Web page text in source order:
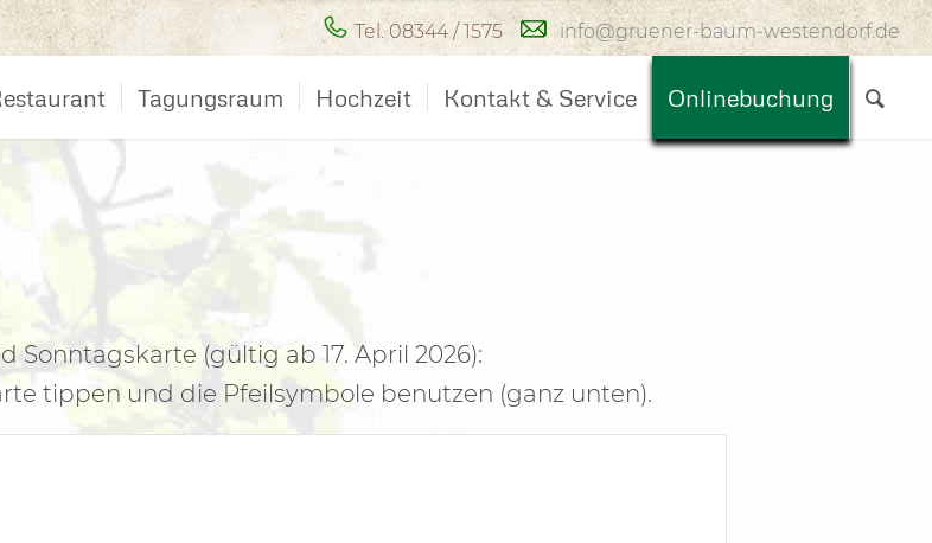
Tel. 08344 / 1575 info@gruener-baum-westendorf.de
Tagungsraum Hochzeit Kontakt & Service Onlinebuchung
Sonntagskarte (gültig ab 17. April 2026):
tippen und die Pfeilsymbole benutzen (ganz unten).